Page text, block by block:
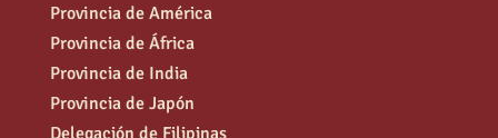
Provincia de América
Provincia de África
Provincia de India
Provincia de Japón
Delegación de Filipinas